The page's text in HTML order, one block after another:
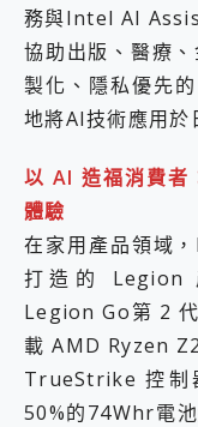
務與Intel AI
協助出版、醫療
製化、隱私優先
地將AI技術應用於
以 AI 造福消費者
體驗
在家用產品領域
打造的 Legion
Legion Go第 2
載 AMD Ryzen
TrueStrike 控制
50%的74Whr電